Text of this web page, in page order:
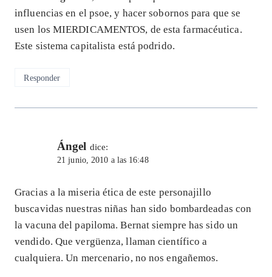
influencias en el psoe, y hacer sobornos para que se
usen los MIERDICAMENTOS, de esta farmacéutica.
Este sistema capitalista está podrido.
Responder
Ángel dice:
21 junio, 2010 a las 16:48
Gracias a la miseria ética de este personajillo
buscavidas nuestras niñas han sido bombardeadas con
la vacuna del papiloma. Bernat siempre has sido un
vendido. Que vergüenza, llaman científico a
cualquiera. Un mercenario, no nos engañemos.